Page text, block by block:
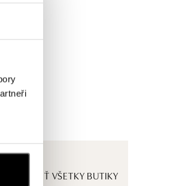
ZOBRAZIŤ VŠETKY BUTIKY